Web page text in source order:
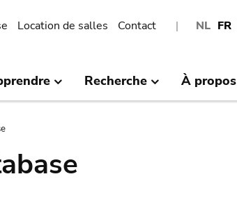
NL FR
Location de salles Contact
Recherche À propos